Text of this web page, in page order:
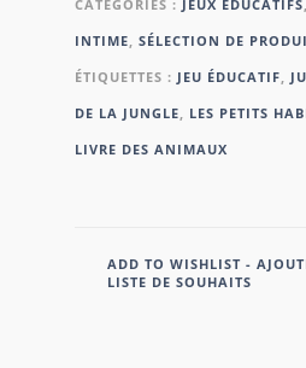
CATÉGORIES : JEUX ÉDUCATIFS,
INTIME, SÉLECTION DE
ÉTIQUETTES : JEU ÉDUCATIF,
DE LA JUNGLE, LES PETITS
LIVRE DES ANIMAUX
ADD TO WISHLIST -
LISTE DE SOUHAITS